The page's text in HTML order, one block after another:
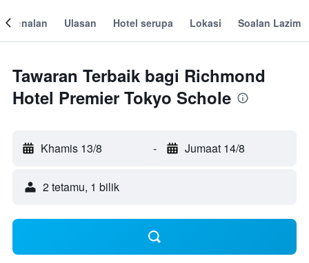
Ulasan Hotel serupa Lokasi Soalan Lazim
Tawaran Terbaik bagi Richmond
Hotel Premier Tokyo Schole
Khamis 13/8 - Jumaat 14/8
2 tetamu, 1 bilik